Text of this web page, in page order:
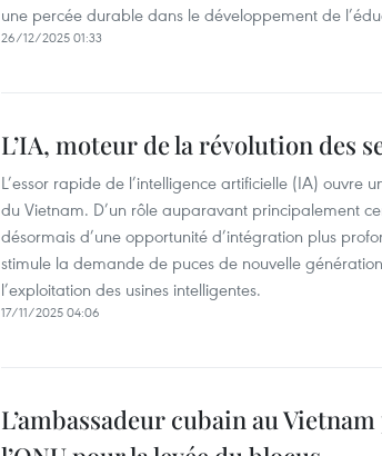
une percée durable dans le développement de
26/12/2025 01:33
L’IA, moteur de la révolution des
L’essor rapide de l’intelligence artificielle (IA) ouvre
du Vietnam. D’un rôle auparavant principalement
désormais d’une opportunité d’intégration plus
stimule la demande de puces de nouvelle
l’exploitation des usines intelligentes.
17/11/2025 04:06
L’ambassadeur cubain au